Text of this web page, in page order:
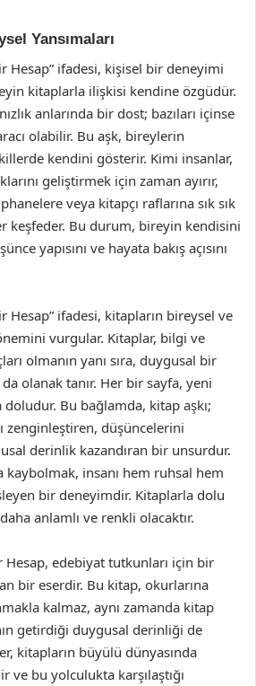
Yansımaları
Hesap” ifadesi, kişisel bir deneyimi
kitaplarla ilişkisi kendine özgüdür.
anlarında bir dost; bazıları içinse
olabilir. Bu aşk, bireylerin
kendini gösterir. Kimi insanlar,
geliştirmek için zaman ayırır,
veya kitapçı raflarına sık sık
keşfeder. Bu durum, bireyin kendisini
yapısını ve hayata bakış açısını
Hesap” ifadesi, kitapların bireysel ve
vurgular. Kitaplar, bilgi ve
olmanın yanı sıra, duygusal bir
olanak tanır. Her bir sayfa, yeni
Bu bağlamda, kitap aşkı;
zenginleştiren, düşüncelerini
derinlik kazandıran bir unsurdur.
kaybolmak, insanı hem ruhsal hem
bir deneyimdir. Kitaplarla dolu
anlamlı ve renkli olacaktır.
Hesap, edebiyat tutkunları için bir
bir eserdir. Bu kitap, okurlarına
kalmaz, aynı zamanda kitap
getirdiği duygusal derinliği de
kitapların büyülü dünyasında
bu yolculukta karşılaştığı